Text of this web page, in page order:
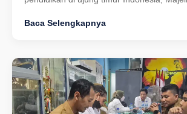
Baca Selengkapnya